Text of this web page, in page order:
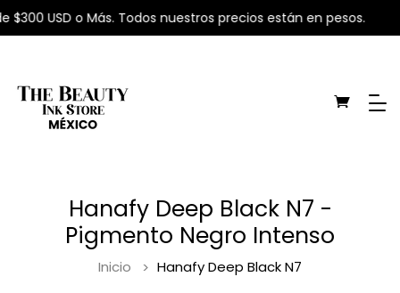
USD o Más. Todos nuestros precios están en pesos.
Hanafy Deep Black N7 -
Pigmento Negro Intenso
Inicio Hanafy Deep Black N7